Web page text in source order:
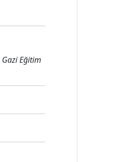
Gazi Eğitim